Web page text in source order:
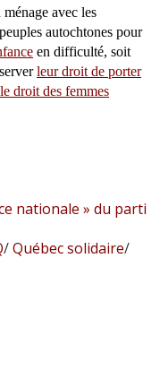
avec les
autochtones pour
en difficulté, soit
leur droit de porter
le droit des femmes
nationale » du parti
/Québec solidaire/